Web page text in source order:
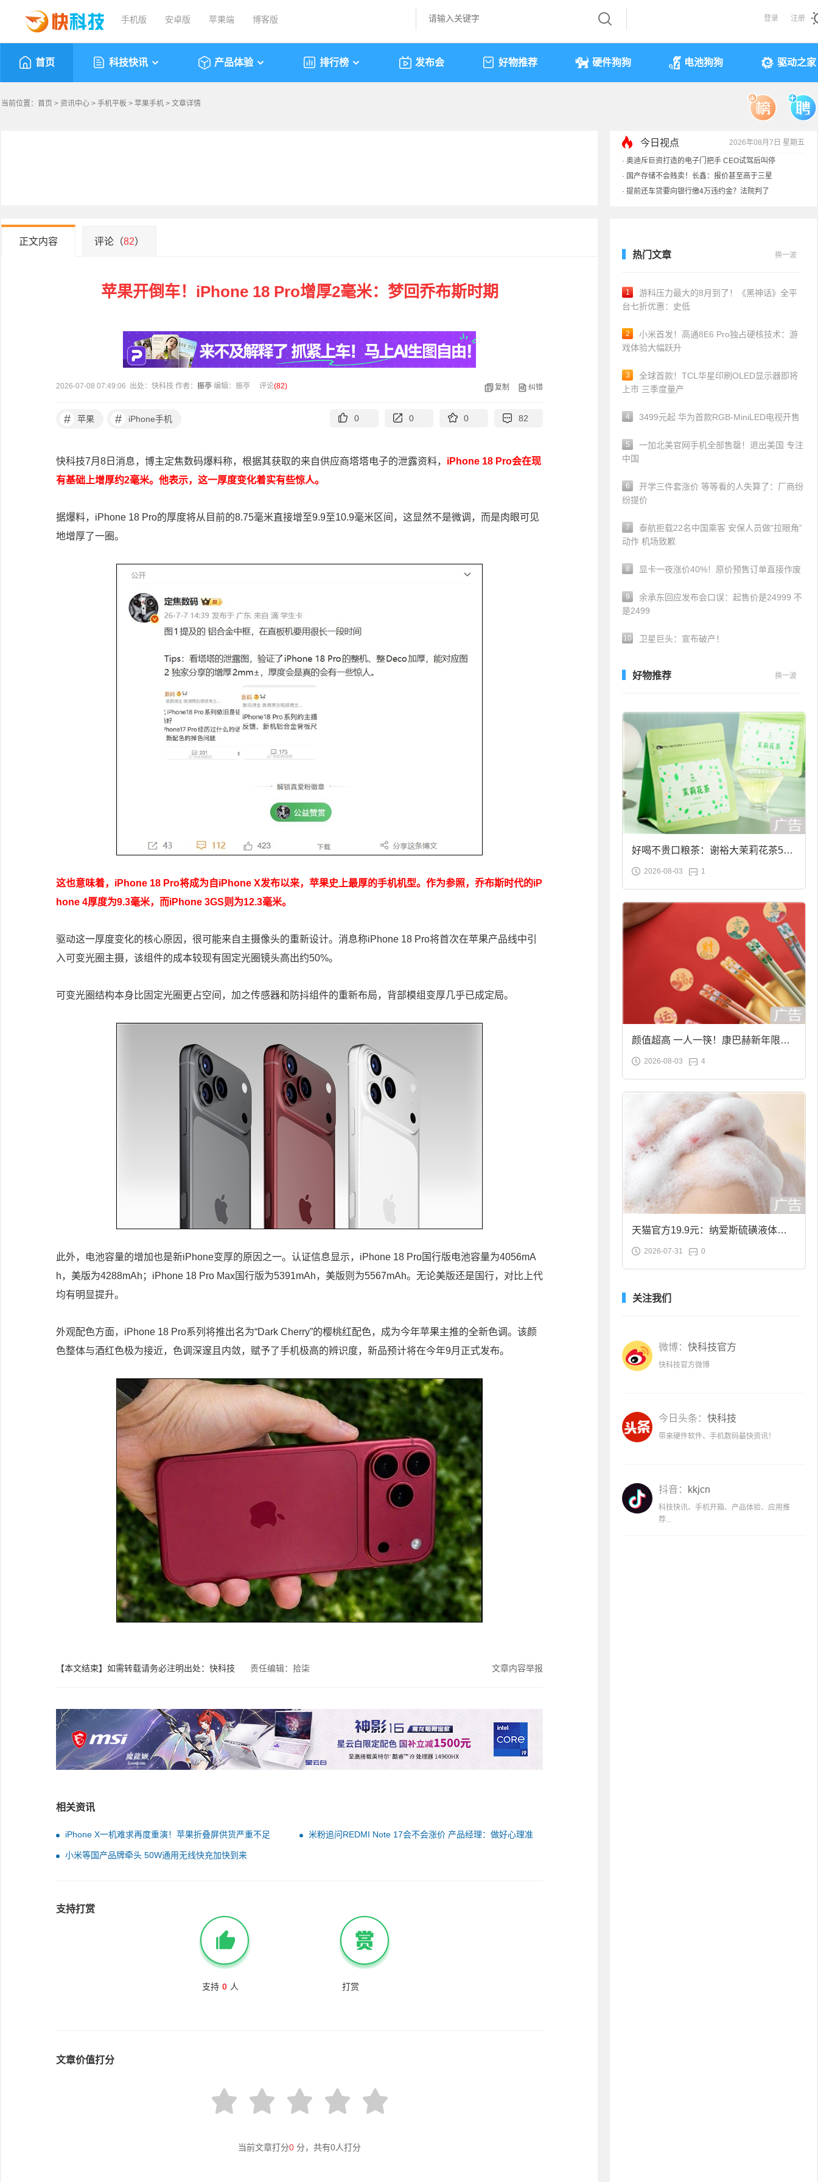
手机版 安卓版 苹果端 博客版 登录 注册
首页 科技快讯 产品体验 排行榜 发布会 好物推荐 硬件狗狗 电池狗狗 驱动之家
当前位置： 首页 > 资讯中心 > 手机平板 > 苹果手机 > 文章详情
今日视点 2026年08月7日 星期五
· 奥迪斥巨资打造的电子门把手 CEO试驾后叫停
· 国产存储不会贱卖！长鑫：报价甚至高于三星
· 提前还车贷要向银行缴4万违约金？法院判了
正文内容 评论（82）
苹果开倒车！iPhone 18 Pro增厚2毫米：梦回乔布斯时期
2026-07-08 07:49:06 出处：快科技 作者： 振亭 编辑：振亭 评论(82) 复制 纠错
# 苹果 # iPhone手机 0 0 0 82
快科技7月8日消息，博主定焦数码爆料称，根据其获取的来自供应商塔塔电子的泄露资料， iPhone 18 Pro会在现
有基础上增厚约2毫米。他表示，这一厚度变化着实有些惊人。
据爆料，iPhone 18 Pro的厚度将从目前的8.75毫米直接增至9.9至10.9毫米区间，这显然不是微调，而是肉眼可见
地增厚了一圈。
这也意味着，iPhone 18 Pro将成为自iPhone X发布以来，苹果史上最厚的手机机型。作为参照，乔布斯时代的iP
hone 4厚度为9.3毫米，而iPhone 3GS则为12.3毫米。
驱动这一厚度变化的核心原因，很可能来自主摄像头的重新设计。消息称iPhone 18 Pro将首次在苹果产品线中引
入可变光圈主摄，该组件的成本较现有固定光圈镜头高出约50%。
可变光圈结构本身比固定光圈更占空间，加之传感器和防抖组件的重新布局，背部模组变厚几乎已成定局。
此外，电池容量的增加也是新iPhone变厚的原因之一。认证信息显示，iPhone 18 Pro国行版电池容量为4056mA
h，美版为4288mAh；iPhone 18 Pro Max国行版为5391mAh，美版则为5567mAh。无论美版还是国行，对比上代
均有明显提升。
外观配色方面，iPhone 18 Pro系列将推出名为“Dark Cherry”的樱桃红配色，成为今年苹果主推的全新色调。该颜
色整体与酒红色极为接近，色调深邃且内敛，赋予了手机极高的辨识度，新品预计将在今年9月正式发布。
【本文结束】如需转载请务必注明出处：快科技 责任编辑：拾柒 文章内容举报
相关资讯
iPhone X一机难求再度重演！苹果折叠屏供货严重不足
米粉追问REDMI Note 17会不会涨价 产品经理：做好心理准
小米等国产品牌牵头 50W通用无线快充加快到来
支持打赏
支持 0 人 打赏
文章价值打分
当前文章打分0 分，共有0人打分
热门文章 换一波
1
游科压力最大的8月到了！《黑神话》全平
台七折优惠：史低
2
小米首发！高通8E6 Pro独占硬核技术：游
戏体验大幅跃升
3
全球首款！TCL华星印刷OLED显示器即将
上市 三季度量产
4 3499元起 华为首款RGB-MiniLED电视开售
5
一加北美官网手机全部售罄！退出美国 专注
中国
6
开学三件套涨价 等等看的人失算了：厂商纷
纷提价
7
泰航拒载22名中国乘客 安保人员做“拉眼角”
动作 机场致歉
8 显卡一夜涨价40%！原价预售订单直接作废
9
余承东回应发布会口误：起售价是24999 不
是2499
10 卫星巨头：宣布破产！
好物推荐 换一波
好喝不贵口粮茶：谢裕大茉莉花茶50g
袋装9.9元到手
2026-08-03 1
颜值超高 一人一筷！康巴赫新年限定
合金筷子大促：19.9元
2026-08-03 4
天猫官方19.9元：纳爱斯硫磺液体香
皂2斤大促
2026-07-31 0
关注我们
微博： 快科技官方
快科技官方微博
今日头条： 快科技
带来硬件软件、手机数码最快资讯！
抖音： kkjcn
科技快讯、手机开箱、产品体验、应用推
荐...